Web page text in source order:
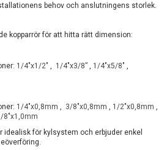
behov och anslutningens storlek.
kopparrör för att hitta rätt dimension:
1/4"x1/2" , 1/4"x3/8” , 1/4"x5/8" ,
1/4"x0,8mm , 3/8"x0,8mm , 1/2"x0,8mm ,
8"x1,0mm
idealisk för kylsystem och erbjuder enkel